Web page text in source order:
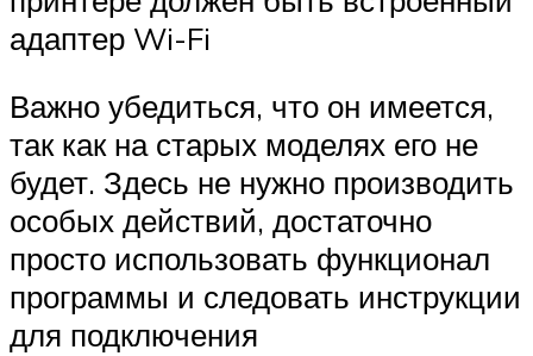
адаптер Wi-Fi
Важно убедиться, что он имеется,
так как на старых моделях его не
будет. Здесь не нужно производить
особых действий, достаточно
просто использовать функционал
программы и следовать инструкции
для подключения